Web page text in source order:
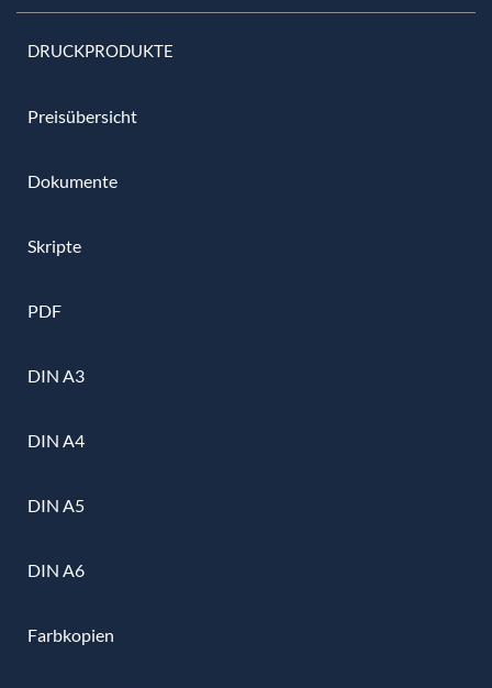
DRUCKPRODUKTE
Preisübersicht
Dokumente
Skripte
PDF
DIN A3
DIN A4
DIN A5
DIN A6
Farbkopien